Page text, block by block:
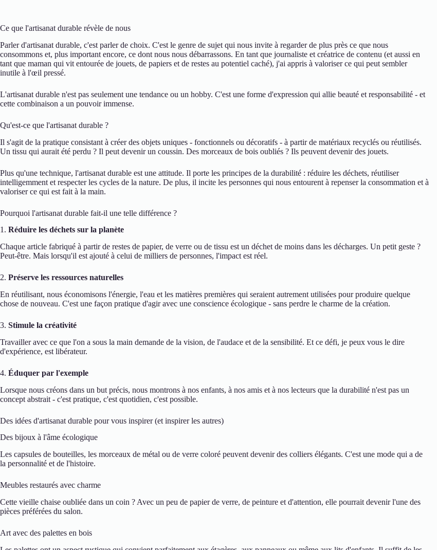
Ce que l'artisanat durable révèle de nous
Parler d'artisanat durable, c'est parler de choix. C'est le genre de sujet qui nous invite à regarder de plus près ce que nous
consommons et, plus important encore, ce dont nous nous débarrassons. En tant que journaliste et créatrice de contenu (et aussi en
tant que maman qui vit entourée de jouets, de papiers et de restes au potentiel caché), j'ai appris à valoriser ce qui peut sembler
inutile à l'œil pressé.
L'artisanat durable n'est pas seulement une tendance ou un hobby. C'est une forme d'expression qui allie beauté et responsabilité - et
cette combinaison a un pouvoir immense.
Qu'est-ce que l'artisanat durable ?
Il s'agit de la pratique consistant à créer des objets uniques - fonctionnels ou décoratifs - à partir de matériaux recyclés ou réutilisés.
Un tissu qui aurait été perdu ? Il peut devenir un coussin. Des morceaux de bois oubliés ? Ils peuvent devenir des jouets.
Plus qu'une technique, l'artisanat durable est une attitude. Il porte les principes de la durabilité : réduire les déchets, réutiliser
intelligemment et respecter les cycles de la nature. De plus, il incite les personnes qui nous entourent à repenser la consommation et à
valoriser ce qui est fait à la main.
Pourquoi l'artisanat durable fait-il une telle différence ?
1. Réduire les déchets sur la planète
Chaque article fabriqué à partir de restes de papier, de verre ou de tissu est un déchet de moins dans les décharges. Un petit geste ?
Peut-être. Mais lorsqu'il est ajouté à celui de milliers de personnes, l'impact est réel.
2. Préserve les ressources naturelles
En réutilisant, nous économisons l'énergie, l'eau et les matières premières qui seraient autrement utilisées pour produire quelque
chose de nouveau. C'est une façon pratique d'agir avec une conscience écologique - sans perdre le charme de la création.
3. Stimule la créativité
Travailler avec ce que l'on a sous la main demande de la vision, de l'audace et de la sensibilité. Et ce défi, je peux vous le dire
d'expérience, est libérateur.
4. Éduquer par l'exemple
Lorsque nous créons dans un but précis, nous montrons à nos enfants, à nos amis et à nos lecteurs que la durabilité n'est pas un
concept abstrait - c'est pratique, c'est quotidien, c'est possible.
Des idées d'artisanat durable pour vous inspirer (et inspirer les autres)
Des bijoux à l'âme écologique
Les capsules de bouteilles, les morceaux de métal ou de verre coloré peuvent devenir des colliers élégants. C'est une mode qui a de
la personnalité et de l'histoire.
Meubles restaurés avec charme
Cette vieille chaise oubliée dans un coin ? Avec un peu de papier de verre, de peinture et d'attention, elle pourrait devenir l'une des
pièces préférées du salon.
Art avec des palettes en bois